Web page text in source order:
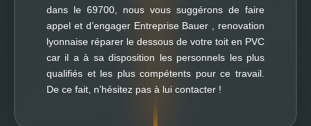
dans le 69700, nous vous suggérons de faire
appel et d’engager Entreprise Bauer , renovation
lyonnaise réparer le dessous de votre toit en PVC
car il a à sa disposition les personnels les plus
qualifiés et les plus compétents pour ce travail.
De ce fait, n’hésitez pas à lui contacter !